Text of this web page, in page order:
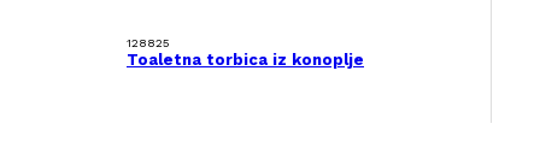
128825
Toaletna torbica iz konoplje